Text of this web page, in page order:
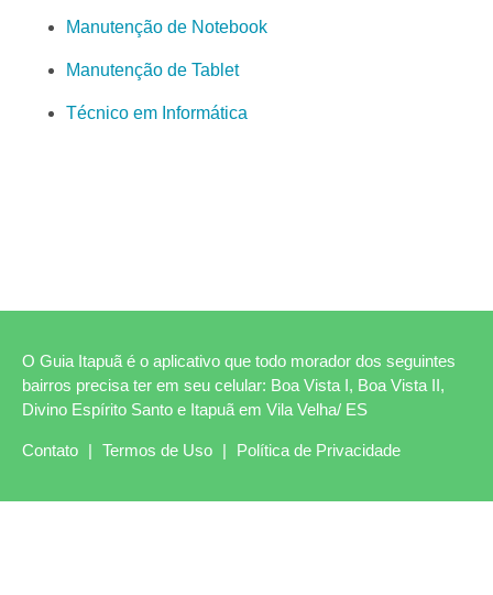
Manutenção de Notebook
Manutenção de Tablet
Técnico em Informática
O Guia Itapuã é o aplicativo que todo morador dos seguintes
bairros precisa ter em seu celular: Boa Vista I, Boa Vista II,
Divino Espírito Santo e Itapuã em Vila Velha/ ES
Contato | Termos de Uso | Política de Privacidade